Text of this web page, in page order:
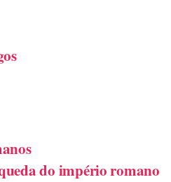
do império romano